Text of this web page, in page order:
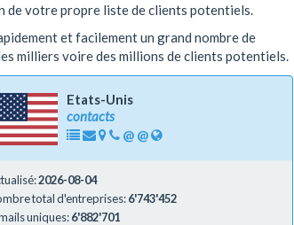
de votre propre liste de clients potentiels.
et facilement un grand nombre de
milliers voire des millions de clients potentiels.
Etats-Unis
contacts
@ @
2026-08-04
total d'entreprises:6'743'452
uniques:6'882'701